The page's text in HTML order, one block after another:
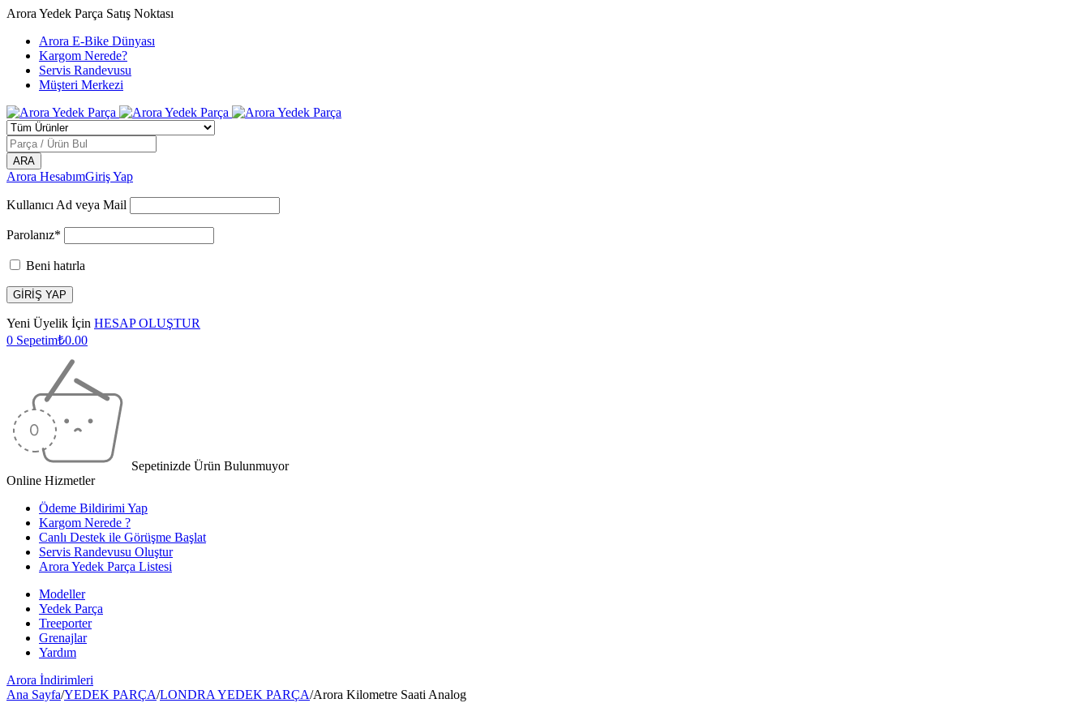
Arora Yedek Parça Satış Noktası
Arora E-Bike Dünyası
Kargom Nerede?
Servis Randevusu
Müşteri Merkezi
Arora HesabımGiriş Yap
Kullanıcı Ad veya Mail
Parolanız*
Beni hatırla
Yeni Üyelik İçin HESAP OLUŞTUR
0 Sepetim₺0.00
Sepetinizde Ürün Bulunmuyor
Online Hizmetler
Ödeme Bildirimi Yap
Kargom Nerede ?
Canlı Destek ile Görüşme Başlat
Servis Randevusu Oluştur
Arora Yedek Parça Listesi
Modeller
Yedek Parça
Treeporter
Grenajlar
Yardım
Arora İndirimleri
Ana Sayfa/YEDEK PARÇA/LONDRA YEDEK PARÇA/Arora Kilometre Saati Analog